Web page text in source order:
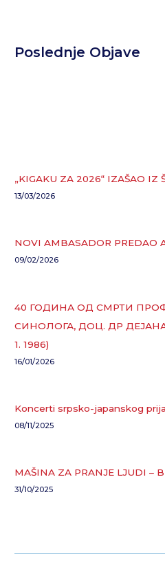
Poslednje Objave
„KIGAKU ZA 2026“ IZAŠAO IZ
13/03/2026
NOVI AMBASADOR PREDAO
09/02/2026
40 ГОДИНА ОД СМРТИ
СИНОЛОГА, ДОЦ. ДР ДЕЈАНА
1. 1986)
16/01/2026
Koncerti srpsko-japanskog
08/11/2025
MAŠINA ZA PRANJE LJUDI –
31/10/2025